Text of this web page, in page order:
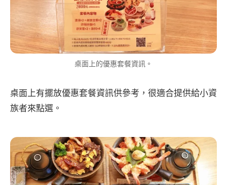
桌面上的優惠套餐資訊。
桌面上有擺放優惠套餐資訊供參考，很適合提供給小資
族者來點選。